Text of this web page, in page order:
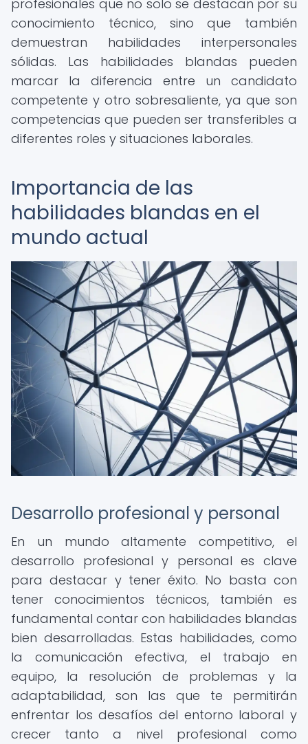
profesionales que no solo se destacan por su
conocimiento técnico, sino que también
demuestran habilidades interpersonales
sólidas. Las habilidades blandas pueden
marcar la diferencia entre un candidato
competente y otro sobresaliente, ya que son
competencias que pueden ser transferibles a
diferentes roles y situaciones laborales.
Importancia de las
habilidades blandas en el
mundo actual
Desarrollo profesional y personal
En un mundo altamente competitivo, el
desarrollo profesional y personal es clave
para destacar y tener éxito. No basta con
tener conocimientos técnicos, también es
fundamental contar con habilidades blandas
bien desarrolladas. Estas habilidades, como
la comunicación efectiva, el trabajo en
equipo, la resolución de problemas y la
adaptabilidad, son las que te permitirán
enfrentar los desafíos del entorno laboral y
crecer tanto a nivel profesional como